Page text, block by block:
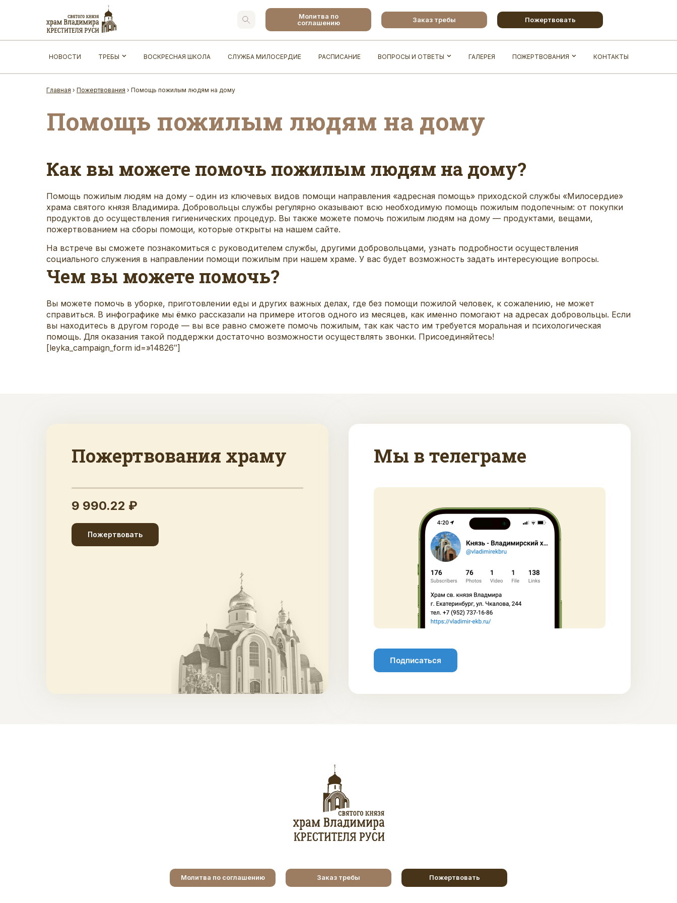
Молитва по
соглашению
Заказ требы Пожертвовать
НОВОСТИ ТРЕБЫ ВОСКРЕСНАЯ ШКОЛА СЛУЖБА МИЛОСЕРДИЕ РАСПИСАНИЕ ВОПРОСЫ И ОТВЕТЫ ГАЛЕРЕЯ ПОЖЕРТВОВАНИЯ КОНТАКТЫ
Главная › Пожертвования › Помощь пожилым людям на дому
Помощь пожилым людям на дому
Как вы можете помочь пожилым людям на дому?
Помощь пожилым людям на дому – один из ключевых видов помощи направления «адресная помощь» приходской службы «Милосердие»
храма святого князя Владимира. Добровольцы службы регулярно оказывают всю необходимую помощь пожилым подопечным: от покупки
продуктов до осуществления гигиенических процедур. Вы также можете помочь пожилым людям на дому — продуктами, вещами,
пожертвованием на сборы помощи, которые открыты на нашем сайте.
На встрече вы сможете познакомиться с руководителем службы, другими добровольцами, узнать подробности осуществления
социального служения в направлении помощи пожилым при нашем храме. У вас будет возможность задать интересующие вопросы.
Чем вы можете помочь?
Вы можете помочь в уборке, приготовлении еды и других важных делах, где без помощи пожилой человек, к сожалению, не может
справиться. В инфографике мы ёмко рассказали на примере итогов одного из месяцев, как именно помогают на адресах добровольцы. Если
вы находитесь в другом городе — вы все равно сможете помочь пожилым, так как часто им требуется моральная и психологическая
помощь. Для оказания такой поддержки достаточно возможности осуществлять звонки. Присоединяйтесь!
[leyka_campaign_form id=»14826″]
Пожертвования храму
9 990.22 ₽
Пожертвовать
Мы в телеграме
Подписаться
Молитва по соглашению Заказ требы Пожертвовать